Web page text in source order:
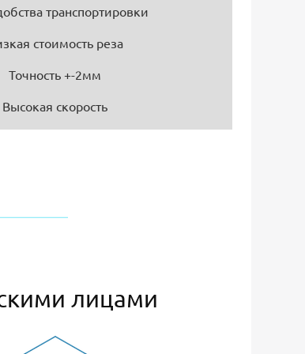
транспортировки
стоимость реза
Точность +-2мм
Высокая скорость
лицами